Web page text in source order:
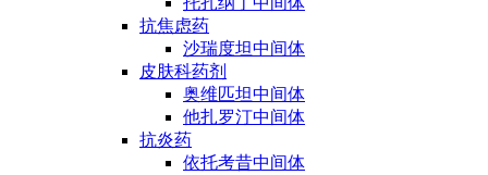
抗焦虑药
沙瑞度坦中间体
皮肤科药剂
奥维匹坦中间体
他扎罗汀中间体
抗炎药
依托考昔中间体